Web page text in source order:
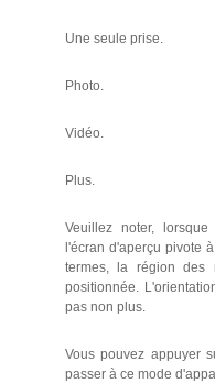
Une seule prise.
Photo.
Vidéo.
Plus.
Veuillez noter,
l'écran d'aperçu pivote
termes, la région des
positionnée.
pas non plus.
Vous pouvez appuyer
passer à ce mode